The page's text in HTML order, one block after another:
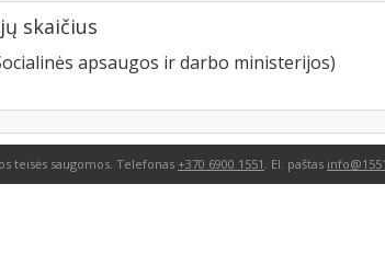
skaičius
apsaugos ir darbo ministerijos)
teisės saugomos. Telefonas +370 6900 1551 . El. paštas